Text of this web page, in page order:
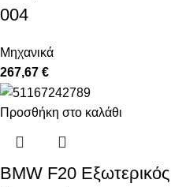
004
Μηχανικά
267,67 €
Προσθήκη στο καλάθι
BMW F20